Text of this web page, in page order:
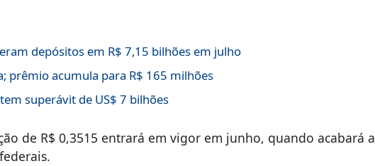
depósitos em R$ 7,15 bilhões em julho
prêmio acumula para R$ 165 milhões
superávit de US$ 7 bilhões
de R$ 0,3515 entrará em vigor em junho, quando acabará a